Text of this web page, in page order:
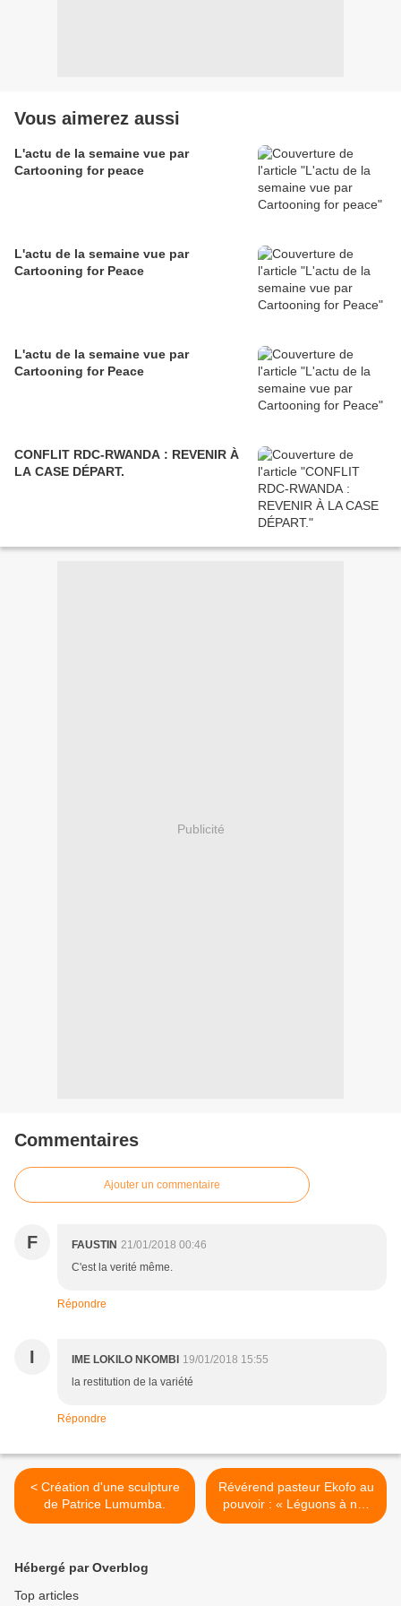
Vous aimerez aussi
L'actu de la semaine vue par
Cartooning for peace
L'actu de la semaine vue par
Cartooning for Peace
L'actu de la semaine vue par
Cartooning for Peace
CONFLIT RDC-RWANDA : REVENIR À
LA CASE DÉPART.
Publicité
Commentaires
Ajouter un commentaire
F FAUSTIN 21/01/2018 00:46
C'est la verité même.
Répondre
I IME LOKILO NKOMBI 19/01/2018 15:55
la restitution de la variété
Répondre
< Création d'une sculpture
de Patrice Lumumba.
Révérend pasteur Ekofo au
pouvoir : « Léguons à nos
enfants un pays où l’État
Hébergé par Overblog
Top articles